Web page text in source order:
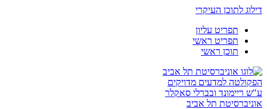
דילוג לתוכן העיקרי
תפריט עליון
תפריט ראשי
תוכן ראשי
הפקולטה למדעים מדויקים
ע"ש ריימונד ובברלי סאקלר
אוניברסיטת תל אביב